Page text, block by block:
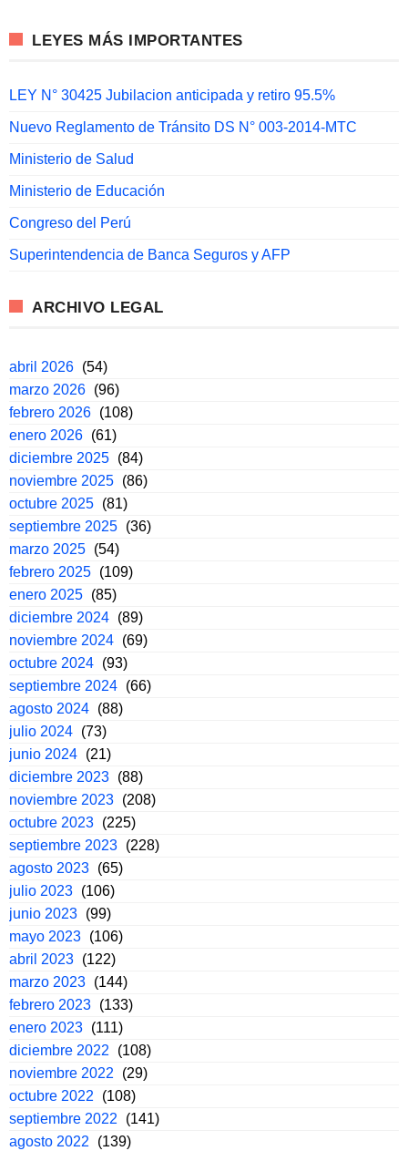
LEYES MÁS IMPORTANTES
LEY N° 30425 Jubilacion anticipada y retiro 95.5%
Nuevo Reglamento de Tránsito DS N° 003-2014-MTC
Ministerio de Salud
Ministerio de Educación
Congreso del Perú
Superintendencia de Banca Seguros y AFP
ARCHIVO LEGAL
abril 2026 (54)
marzo 2026 (96)
febrero 2026 (108)
enero 2026 (61)
diciembre 2025 (84)
noviembre 2025 (86)
octubre 2025 (81)
septiembre 2025 (36)
marzo 2025 (54)
febrero 2025 (109)
enero 2025 (85)
diciembre 2024 (89)
noviembre 2024 (69)
octubre 2024 (93)
septiembre 2024 (66)
agosto 2024 (88)
julio 2024 (73)
junio 2024 (21)
diciembre 2023 (88)
noviembre 2023 (208)
octubre 2023 (225)
septiembre 2023 (228)
agosto 2023 (65)
julio 2023 (106)
junio 2023 (99)
mayo 2023 (106)
abril 2023 (122)
marzo 2023 (144)
febrero 2023 (133)
enero 2023 (111)
diciembre 2022
(108)
noviembre 2022
(29)
octubre 2022
(108)
septiembre 2022
(141)
agosto 2022
(139)